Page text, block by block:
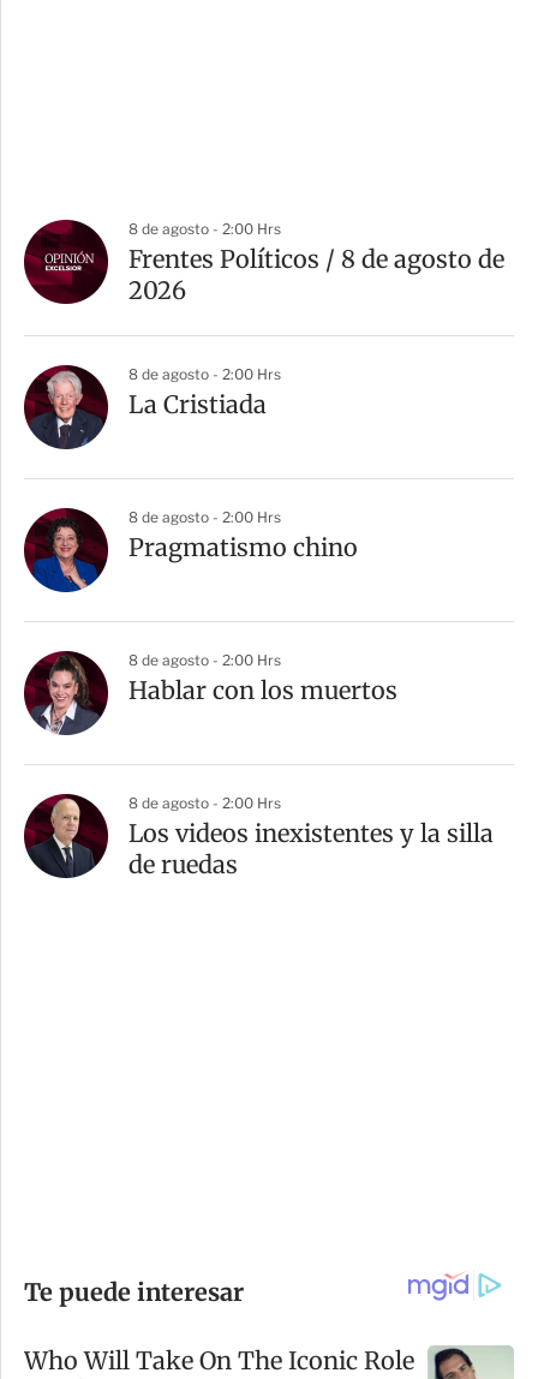
8 de agosto - 2:00 Hrs
Frentes Políticos / 8 de agosto de
2026
8 de agosto - 2:00 Hrs
La Cristiada
8 de agosto - 2:00 Hrs
Pragmatismo chino
8 de agosto - 2:00 Hrs
Hablar con los muertos
8 de agosto - 2:00 Hrs
Los videos inexistentes y la silla
de ruedas